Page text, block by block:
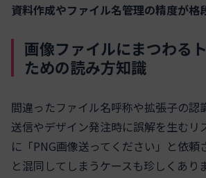
資料作成やファイル名管理の精度が格
画像ファイルにまつわる
ための読み方知識
間違ったファイル名呼称や拡張子の認
送信やデザイン発注時に誤解を生むリ
に「PNG画像送ってください」と依頼
と混同してしまうケースも珍しくあり